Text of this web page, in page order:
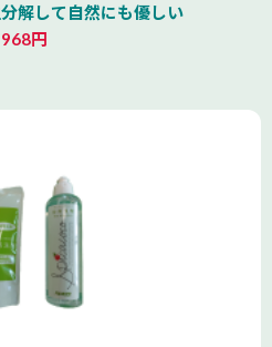
解して自然にも優しい
968円